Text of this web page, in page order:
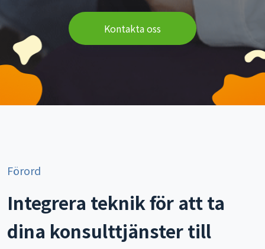
Kontakta oss
Förord
Integrera teknik för att ta
dina konsulttjänster till